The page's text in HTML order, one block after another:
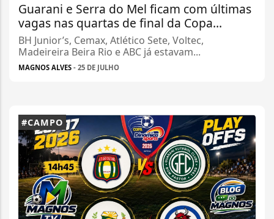
Guarani e Serra do Mel ficam com últimas
vagas nas quartas de final da Copa...
BH Junior’s, Cemax, Atlético Sete, Voltec,
Madeireira Beira Rio e ABC já estavam...
MAGNOS ALVES - 25 DE JULHO
#CAMPO